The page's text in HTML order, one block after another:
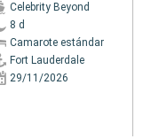
Celebrity Beyond
8 d
Camarote estándar
Fort Lauderdale
29/11/2026